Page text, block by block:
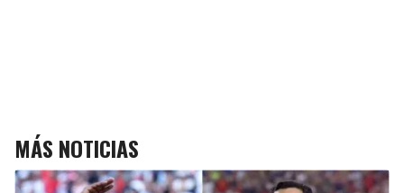
MÁS NOTICIAS